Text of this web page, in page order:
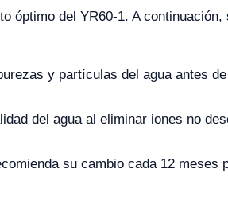
óptimo del YR60-1. A
y partículas del agua antes
del agua al eliminar iones no
su cambio cada 12 meses